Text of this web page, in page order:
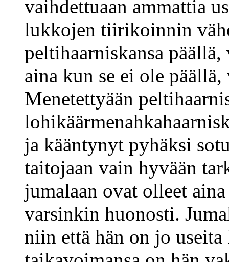
vaihdettuaan ammattia
lukkojen tiirikoinnin
peltihaarniskansa
aina kun se ei ole
Menetettyään
ja kääntynyt pyhäksi
taitojaan vain hyvään
jumalaan ovat olleet
varsinkin huonosti.
niin että hän on jo